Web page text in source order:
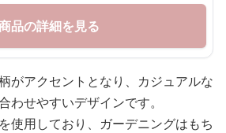
品の詳細を見る
がアクセントとなり、カジュアルな
わせやすいデザインです。
使用しており、ガーデニングはもち